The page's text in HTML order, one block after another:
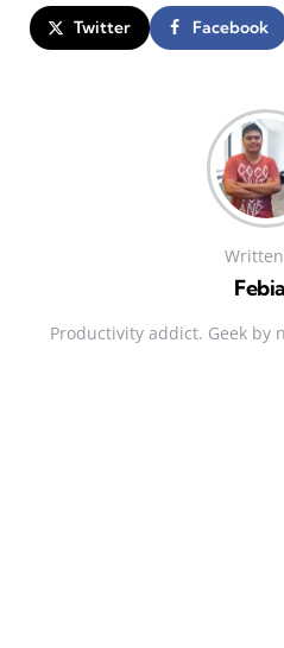
Twitter Facebook
Productivity addict. Geek by